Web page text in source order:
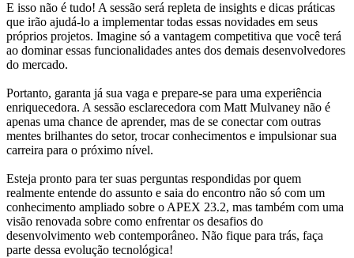
E isso não é tudo! A sessão será repleta de insights e dicas práticas
que irão ajudá-lo a implementar todas essas novidades em seus
próprios projetos. Imagine só a vantagem competitiva que você terá
ao dominar essas funcionalidades antes dos demais desenvolvedores
do mercado.
Portanto, garanta já sua vaga e prepare-se para uma experiência
enriquecedora. A sessão esclarecedora com Matt Mulvaney não é
apenas uma chance de aprender, mas de se conectar com outras
mentes brilhantes do setor, trocar conhecimentos e impulsionar sua
carreira para o próximo nível.
Esteja pronto para ter suas perguntas respondidas por quem
realmente entende do assunto e saia do encontro não só com um
conhecimento ampliado sobre o APEX 23.2, mas também com uma
visão renovada sobre como enfrentar os desafios do
desenvolvimento web contemporâneo. Não fique para trás, faça
parte dessa evolução tecnológica!